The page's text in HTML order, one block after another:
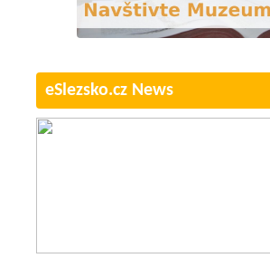
eSlezsko.cz News